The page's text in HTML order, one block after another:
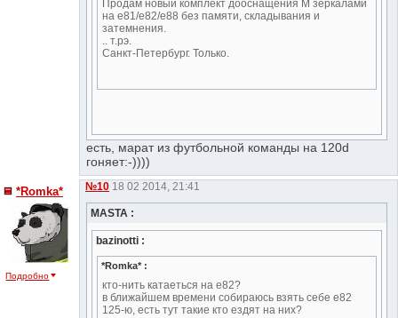
Продам новый комплект дооснащения М зеркалами
на е81/е82/е88 без памяти, складывания и
затемнения.
.. т.рэ.
Санкт-Петербург. Только.
есть, марат из футбольной команды на 120d
гоняет:-))))
*Romka*
Подробно
№10 18 02 2014, 21:41
MASTA :
bazinotti :
*Romka* :
кто-нить катаеться на е82?
в ближайшем времени собираюсь взять себе е82
125-ю, есть тут такие кто ездят на них?